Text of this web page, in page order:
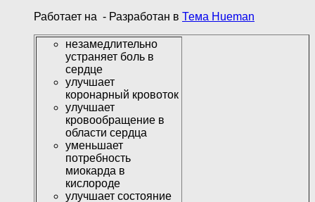
Работает на - Разработан в Тема Hueman
незамедлительно
устраняет боль в
сердце
улучшает
коронарный кровоток
улучшает
кровообращение в
области сердца
уменьшает
потребность
миокарда в
кислороде
улучшает состояние